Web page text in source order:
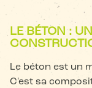
LE BÉTON :
Le béton est un
C'est sa